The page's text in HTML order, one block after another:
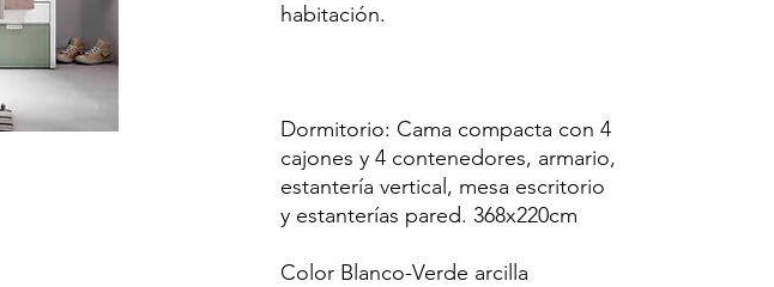
habitación.
Dormitorio: Cama compacta con 4
cajones y 4 contenedores, armario,
estantería vertical, mesa escritorio
y estanterías pared. 368x220cm
Color Blanco-Verde arcilla